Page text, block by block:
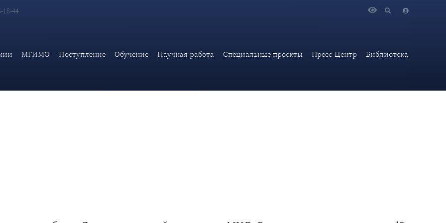
18-44
МГИМО Поступление Обучение Научная работа Специальные проекты Пресс-Центр Библиотека
России к обеспечению международной информационной безопасности в ООН»